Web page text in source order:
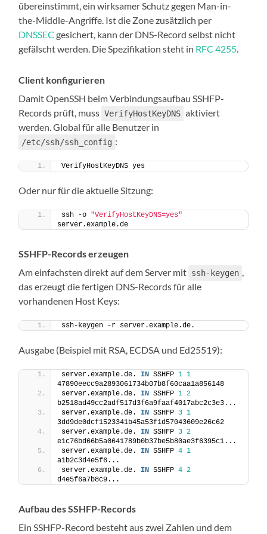
übereinstimmt, ein wirksamer Schutz gegen Man-in-
the-Middle-Angriffe. Ist die Zone zusätzlich per
DNSSEC gesichert, kann der DNS-Record selbst nicht
gefälscht werden. Die Spezifikation steht in RFC 4255.
Client konfigurieren
Damit OpenSSH beim Verbindungsaufbau SSHFP-
Records prüft, muss VerifyHostKeyDNS aktiviert
werden. Global für alle Benutzer in
/etc/ssh/ssh_config :
VerifyHostKeyDNS yes
Oder nur für die aktuelle Sitzung:
ssh -o "VerifyHostKeyDNS=yes"
server.example.de
SSHFP-Records erzeugen
Am einfachsten direkt auf dem Server mit ssh-keygen ,
das erzeugt die fertigen DNS-Records für alle
vorhandenen Host Keys:
ssh-keygen -r server.example.de.
Ausgabe (Beispiel mit RSA, ECDSA und Ed25519):
server.example.de. IN SSHFP 1 1
47890eecc9a2893061734b07b8f60caa1a856148
server.example.de. IN SSHFP 1 2
b2518ad49cc2adf517d3f6a9faaf4017abc2c3e3...
server.example.de. IN SSHFP 3 1
3dd9de0dcf1523341b45a53f1d57043609e26c62
server.example.de. IN SSHFP 3 2
e1c76bd66b5a0641789b0b37be5b80ae3f6395c1...
server.example.de. IN SSHFP 4 1
a1b2c3d4e5f6...
server.example.de. IN SSHFP 4 2
d4e5f6a7b8c9...
Aufbau des SSHFP-Records
Ein SSHFP-Record besteht aus zwei Zahlen und dem